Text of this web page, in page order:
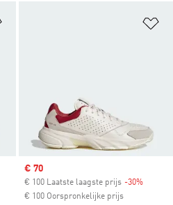
Sale price
€ 70
€ 100 Laatste laagste prijs -30%
€ 100 Oorspronkelijke prijs